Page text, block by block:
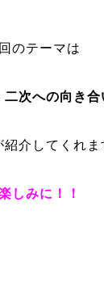
のテーマは
二次への向き合
紹介してくれま
しみに！！